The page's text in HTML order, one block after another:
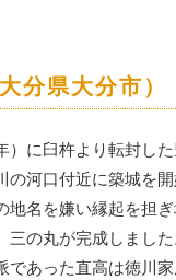
分県大分市）
）に臼杵より転封し
の河口付近に築城を開
地名を嫌い縁起を担
の丸が完成しました
であった直高は徳川